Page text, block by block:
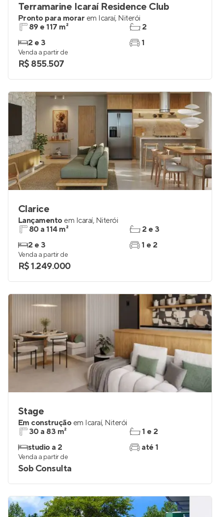
Terramarine Icaraí Residence Club
Pronto para morar em Icaraí, Niterói
89 e 117 m²
2 e 3
2
1
Venda a partir de
R$ 855.507
Clarice
Lançamento em Icaraí, Niterói
80 a 114 m²
2 e 3
2 e 3
1 e 2
Venda a partir de
R$ 1.249.000
Stage
Em construção em Icaraí, Niterói
30 a 83 m²
studio a 2
1 e 2
até 1
Venda a partir de
Sob Consulta